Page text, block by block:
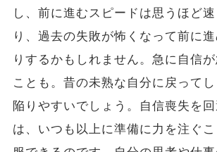
し、前に進むスピードは思うほど
り、過去の失敗が怖くなって前に
りするかもしれません。急に自信
ことも。昔の未熟な自分に戻って
陥りやすいでしょう。自信喪失を
は、いつも以上に準備に力を注ぐ